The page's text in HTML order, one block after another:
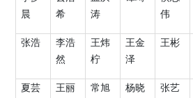
晨
希
涛
伟
张浩
李浩
然
王炜
柠
王金
泽
王彬
夏芸
王丽
常旭
杨晓
张艺